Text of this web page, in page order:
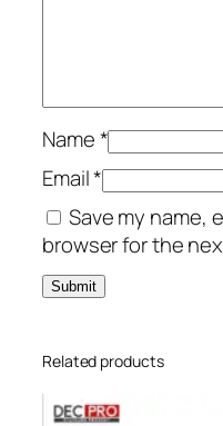
Name*
Email*
Save my name,
browser for the
Related products